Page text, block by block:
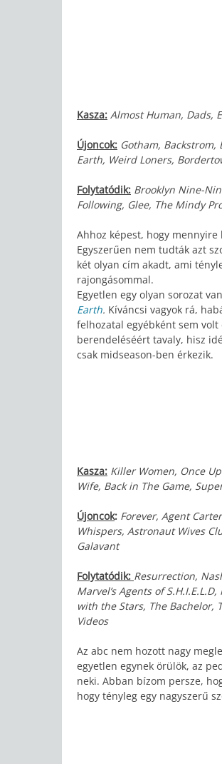
Kasza: Almost Human, Dads,
Újoncok: Gotham,
Earth, Weird Loners,
Folytatódik: Brooklyn Nine-
Following, Glee, The Mindy
Ahhoz képest, hogy mennyire
Egyszerűen nem tudták azt
két olyan cím akadt, ami
rajongásommal.
Egyetlen egy olyan sorozat
Earth. Kíváncsi vagyok rá,
felhozatal egyébként sem
berendeléséért tavaly, hisz
csak midseason-ben érkezik.
Kasza: Killer Women, Once
Wife, Back in The Game,
Újoncok: Forever, Agent
Whispers, Astronaut Wives
Galavant
Folytatódik: Resurrection,
Marvel’s Agents of
with the Stars, The Bachelor,
Videos
Az abc nem hozott nagy
egyetlen egynek örülök, az
neki. Abban bízom persze,
hogy tényleg egy nagyszerű